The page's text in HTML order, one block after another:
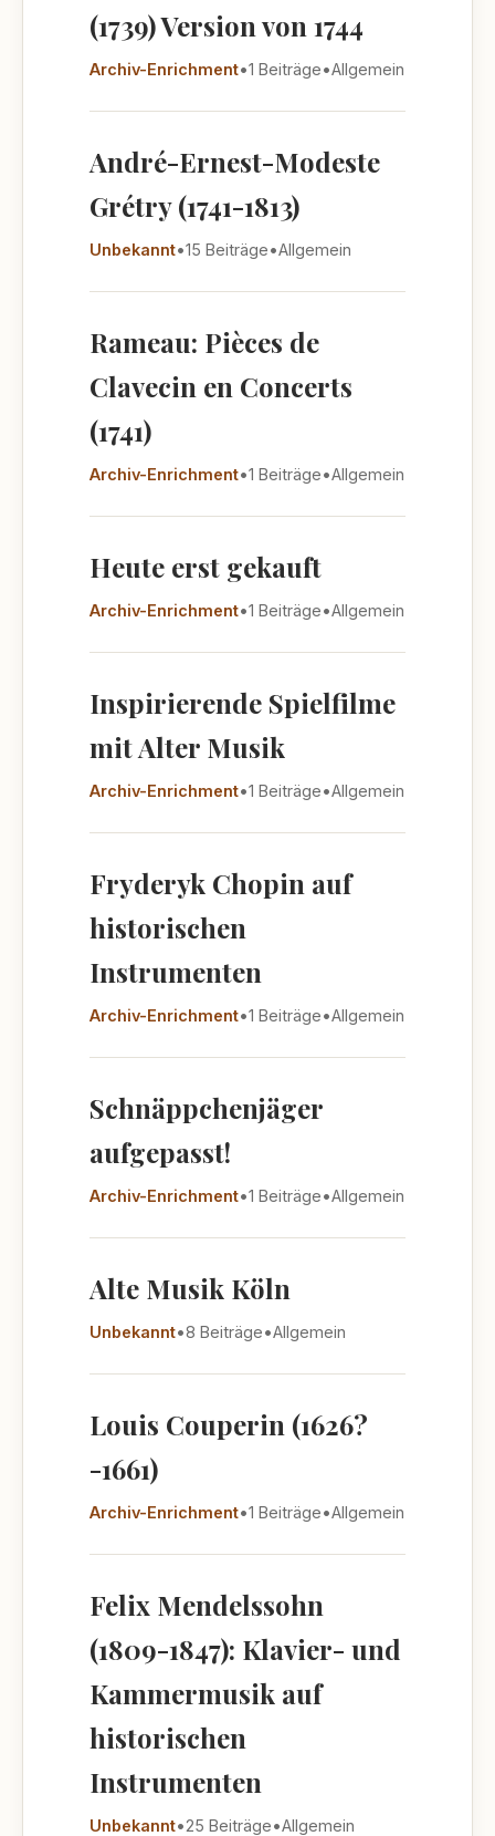
(1739) Version von 1744
Archiv-Enrichment•1 Beiträge•Allgemein
André-Ernest-Modeste
Grétry (1741-1813)
Unbekannt•15 Beiträge•Allgemein
Rameau: Pièces de
Clavecin en Concerts
(1741)
Archiv-Enrichment•1 Beiträge•Allgemein
Heute erst gekauft
Archiv-Enrichment•1 Beiträge•Allgemein
Inspirierende Spielfilme
mit Alter Musik
Archiv-Enrichment•1 Beiträge•Allgemein
Fryderyk Chopin auf
historischen
Instrumenten
Archiv-Enrichment•1 Beiträge•Allgemein
Schnäppchenjäger
aufgepasst!
Archiv-Enrichment•1 Beiträge•Allgemein
Alte Musik Köln
Unbekannt•8 Beiträge•Allgemein
Louis Couperin (1626?
-1661)
Archiv-Enrichment•1 Beiträge•Allgemein
Felix Mendelssohn
(1809-1847): Klavier- und
Kammermusik auf
historischen
Instrumenten
Unbekannt•25 Beiträge•Allgemein